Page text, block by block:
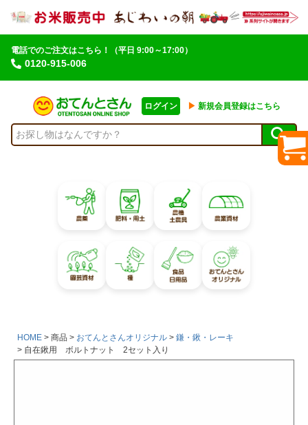
電話でのご注文はこちら！
0120-915-006
（平日 9:00～17:00）
ログイン ▶︎ 新規会員登録はこちら
HOME 商品 おてんとさんオリジナル
鎌・鍬・レーキ
自在鍬用 ボルトナット 2セット入り